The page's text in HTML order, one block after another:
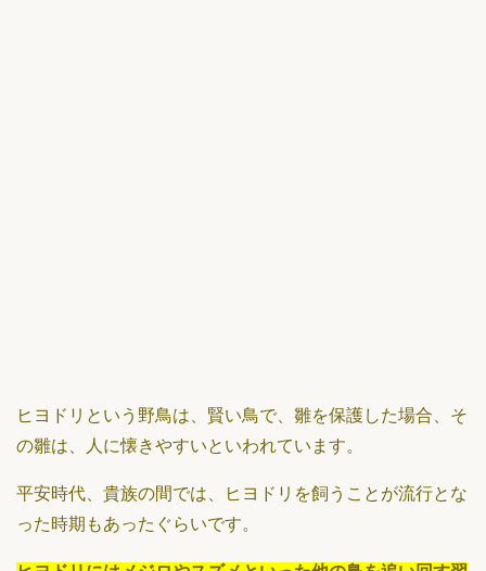
ヒヨドリという野鳥は、賢い鳥で、雛を保護した場合、そ
の雛は、人に懐きやすいといわれています。
平安時代、貴族の間では、ヒヨドリを飼うことが流行とな
った時期もあったぐらいです。